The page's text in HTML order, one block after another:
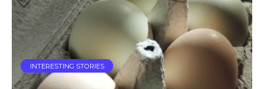
INTERESTING STORIES